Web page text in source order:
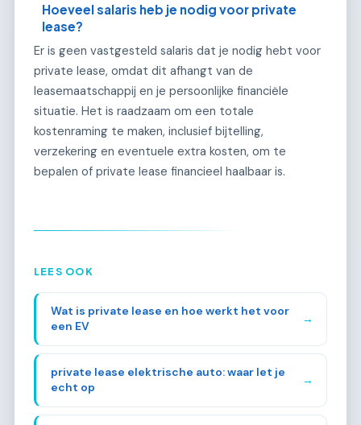
Hoeveel salaris heb je nodig voor private
lease?
Er is geen vastgesteld salaris dat je nodig hebt voor
private lease, omdat dit afhangt van de
leasemaatschappij en je persoonlijke financiële
situatie. Het is raadzaam om een totale
kostenraming te maken, inclusief bijtelling,
verzekering en eventuele extra kosten, om te
bepalen of private lease financieel haalbaar is.
LEES OOK
Wat is private lease en hoe werkt het voor
een EV
→
private lease elektrische auto: waar let je
echt op
→